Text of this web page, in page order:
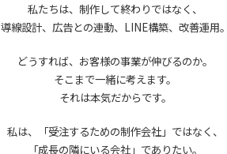
私たちは、制作して終わりではなく、
導線設計、広告との連動、LINE構築、改善運用。
どうすれば、お客様の事業が伸びるのか。
そこまで一緒に考えます。
それは本気だからです。
私は、「受注するための制作会社」ではなく、
「成長の隣にいる会社」でありたい。